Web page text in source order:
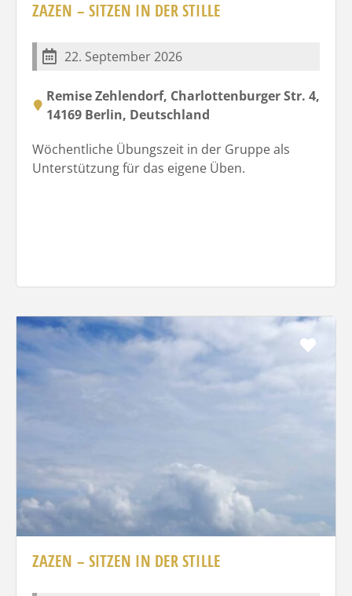
ZAZEN – SITZEN IN DER STILLE
22. September 2026
Remise Zehlendorf, Charlottenburger Str. 4,
14169 Berlin, Deutschland
Wöchentliche Übungszeit in der Gruppe als
Unterstützung für das eigene Üben.
ZAZEN – SITZEN IN DER STILLE